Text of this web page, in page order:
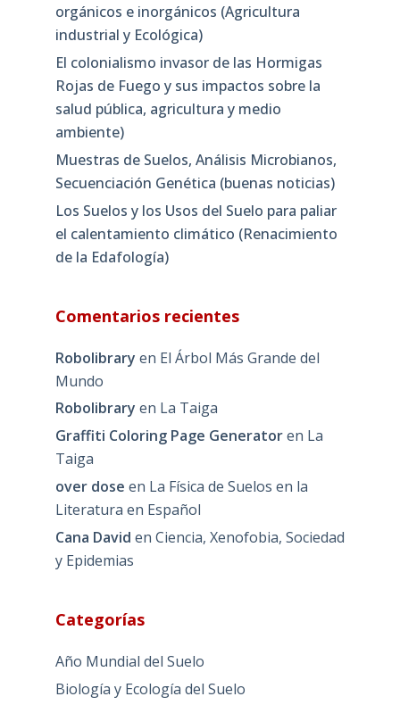
orgánicos e inorgánicos (Agricultura
industrial y Ecológica)
El colonialismo invasor de las Hormigas
Rojas de Fuego y sus impactos sobre la
salud pública, agricultura y medio
ambiente)
Muestras de Suelos, Análisis Microbianos,
Secuenciación Genética (buenas noticias)
Los Suelos y los Usos del Suelo para paliar
el calentamiento climático (Renacimiento
de la Edafología)
Comentarios recientes
Robolibrary en El Árbol Más Grande del
Mundo
Robolibrary en La Taiga
Graffiti Coloring Page Generatoren La
Taiga
over dose en La Física de Suelos en la
Literatura en Español
Cana David en Ciencia, Xenofobia, Sociedad
y Epidemias
Categorías
Año Mundial del Suelo
Biología y Ecología del Suelo